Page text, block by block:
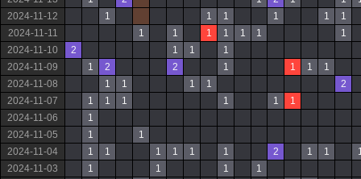
2024-11-12
1 1 1 1 1
1
2024-11-11
1 1 1 1 1 1
1
2024-11-10
2 1 1
1
2024-11-09
1 2 2 1 1 1
1
2024-11-08
1 1 1 1
2
2024-11-07
1 1 1 1 1
1
2024-11-06
1
2024-11-05
1
1
2024-11-04
1 1 1 1 1 1 2 1 1
2024-11-03
1 1 1
1